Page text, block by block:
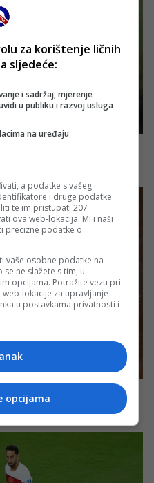
za korištenje ličnih
sljedeće:
i sadržaj, mjerenje
u publiku i razvoj usluga
na uređaju
a podatke s vašeg
i druge podatke
te im pristupati 207
ova web-lokacija. Mi i naši
precizne podatke o
vaše osobne podatke na
ne slažete s tim, u
opcijama. Potražite vezu pri
lokacije za upravljanje
u postavkama privatnosti i
opcijama